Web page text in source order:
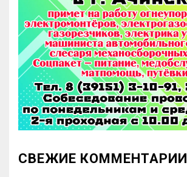
СВЕЖИЕ КОММЕНТАРИИ